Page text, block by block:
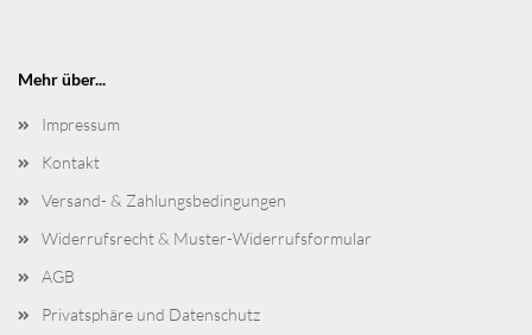
Mehr über...
Impressum
Kontakt
Versand- & Zahlungsbedingungen
Widerrufsrecht & Muster-Widerrufsformular
AGB
Privatsphäre und Datenschutz